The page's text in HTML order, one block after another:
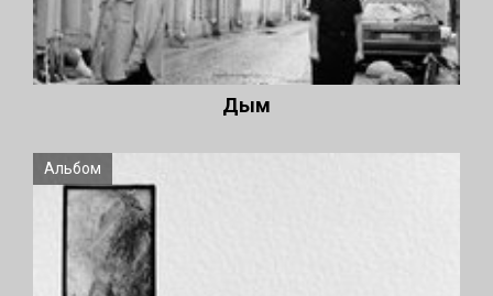
Дым
Альбом